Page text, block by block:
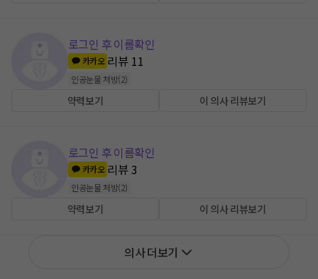
로그인 후 이름확인
카카오 리뷰 11
인공눈물 처방(2)
약력보기 이 의사 리뷰보기
로그인 후 이름확인
카카오 리뷰3
인공눈물 처방(2)
약력보기 이 의사 리뷰보기
의사 더보기